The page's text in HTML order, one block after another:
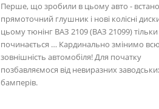
Перше, що зробили в цьому авто -
прямоточний глушник і нові колісні
цьому тюнінг ВАЗ 2109 (ВАЗ 21099) тільки
починається … Кардинально змінимо всю
зовнішність автомобіля! Для початку
позбавляємося від невиразних
бамперів.